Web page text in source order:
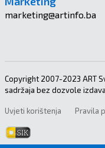
marketing@artinfo.ba
Copyright 2007-2023 ART
sadržaja bez dozvole
Uvjeti korištenja Pravila